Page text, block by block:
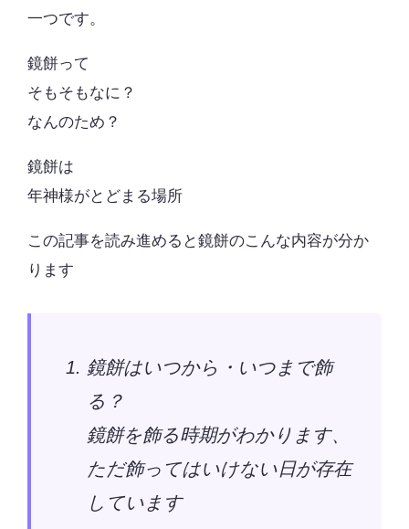
一つです。
鏡餅って
そもそもなに？
なんのため？
鏡餅は
年神様がとどまる場所
この記事を読み進めると鏡餅のこんな内容が分か
ります
鏡餅はいつから・いつまで飾
る？
鏡餅を飾る時期がわかります、
ただ飾ってはいけない日が存在
しています